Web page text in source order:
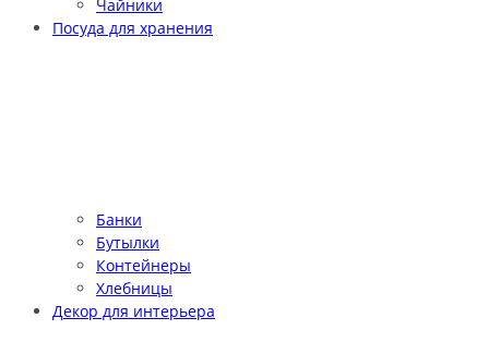
Чайники
Посуда для хранения
Банки
Бутылки
Контейнеры
Хлебницы
Декор для интерьера